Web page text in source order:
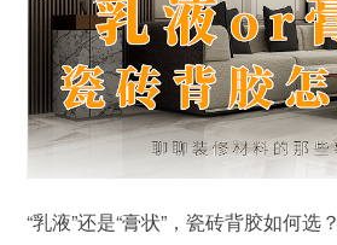
“乳液”还是“膏状”，瓷砖背胶如何选？